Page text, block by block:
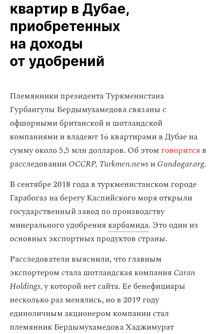
квартир в Дубае,
приобретенных
на доходы
от удобрений
Племянники президента Туркменистана
Гурбангулы Бердымухамедова связаны с
офшорными британской и шотландской
компаниями и владеют 16 квартирами в Дубае на
сумму около 5,5 млн долларов. Об этом говорится в
расследованииOCCRP, Turkmen.newsиGundogar.org.
В сентябре 2018 года в туркменистанском городе
Гарабогаз на берегу Каспийского моря открыли
государственный завод по производству
минерального удобрения карбамида. Это один из
основных экспортных продуктов страны.
Расследователи выяснили, что главным
экспортером стала шотландская компания Caran
Holdings,у которой нет сайта. Ее бенефициары
несколько раз менялись, но в 2019 году
единоличным акционером компании стал
племянник Бердымухамедова Хаджимурат